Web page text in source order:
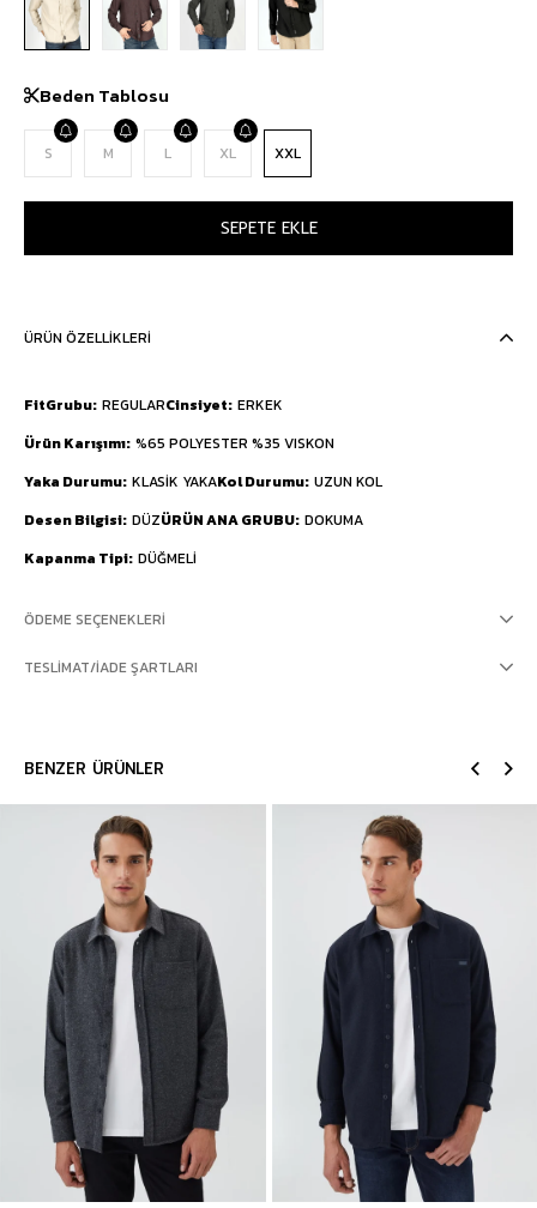
Beden Tablosu
S M L XL XXL
ÜRÜN ÖZELLIKLERI
FitGrubu REGULARCinsiyet ERKEK
Ürün Karışımı %65 POLYESTER %35 VISKON
Yaka Durumu KLASİK YAKAKol Durumu UZUN KOL
Desen Bilgisi DÜZÜRÜN ANA GRUBU DOKUMA
Kapanma Tipi DÜĞMELİ
ÖDEME SEÇENEKLERI
TESLIMAT/İADE ŞARTLARI
BENZER ÜRÜNLER